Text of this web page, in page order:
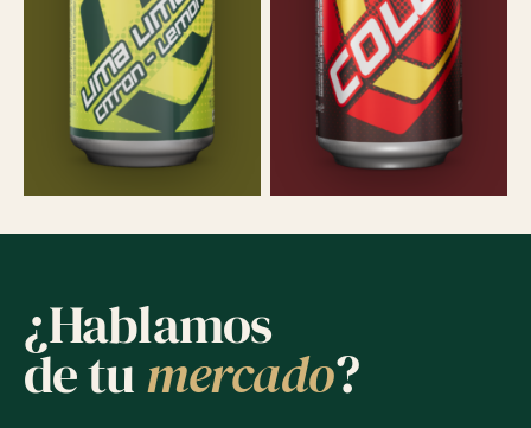
¿Hablamos
de tumercado?